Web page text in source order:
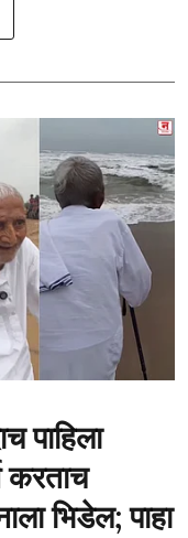
पाहिला
करताच
भिडेल; पाहा